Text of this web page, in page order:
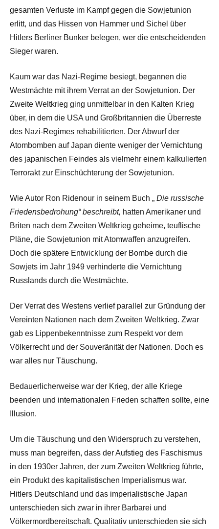
gesamten Verluste im Kampf gegen die Sowjetunion
erlitt, und das Hissen von Hammer und Sichel über
Hitlers Berliner Bunker belegen, wer die entscheidenden
Sieger waren.
Kaum war das Nazi-Regime besiegt, begannen die
Westmächte mit ihrem Verrat an der Sowjetunion. Der
Zweite Weltkrieg ging unmittelbar in den Kalten Krieg
über, in dem die USA und Großbritannien die Überreste
des Nazi-Regimes rehabilitierten. Der Abwurf der
Atombomben auf Japan diente weniger der Vernichtung
des japanischen Feindes als vielmehr einem kalkulierten
Terrorakt zur Einschüchterung der Sowjetunion.
Wie Autor Ron Ridenour in seinem Buch „ Die russische
Friedensbedrohung“ beschreibt, hatten Amerikaner und
Briten nach dem Zweiten Weltkrieg geheime, teuflische
Pläne, die Sowjetunion mit Atomwaffen anzugreifen.
Doch die spätere Entwicklung der Bombe durch die
Sowjets im Jahr 1949 verhinderte die Vernichtung
Russlands durch die Westmächte.
Der Verrat des Westens verlief parallel zur Gründung der
Vereinten Nationen nach dem Zweiten Weltkrieg. Zwar
gab es Lippenbekenntnisse zum Respekt vor dem
Völkerrecht und der Souveränität der Nationen. Doch es
war alles nur Täuschung.
Bedauerlicherweise war der Krieg, der alle Kriege
beenden und internationalen Frieden schaffen sollte, eine
Illusion.
Um die Täuschung und den Widerspruch zu verstehen,
muss man begreifen, dass der Aufstieg des Faschismus
in den 1930er Jahren, der zum Zweiten Weltkrieg führte,
ein Produkt des kapitalistischen Imperialismus war.
Hitlers Deutschland und das imperialistische Japan
unterschieden sich zwar in ihrer Barbarei und
Völkermordbereitschaft. Qualitativ unterschieden sie sich